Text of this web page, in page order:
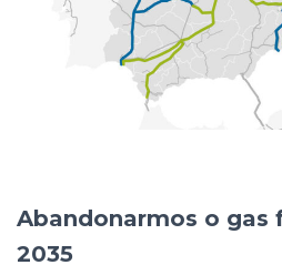
Abandonarmos o gas
2035